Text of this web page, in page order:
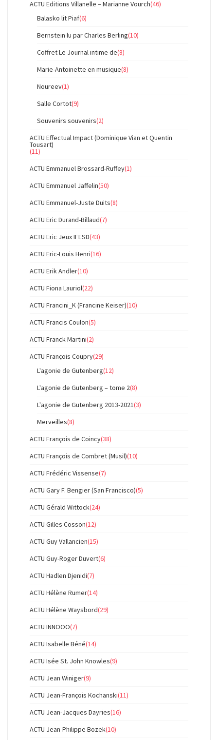
ACTU Editions Villanelle – Marianne Vourch(46)
Balasko lit Piaf(6)
Bernstein lu par Charles Berling(10)
Coffret Le Journal intime de(8)
Marie-Antoinette en musique(8)
Noureev(1)
Salle Cortot(9)
Souvenirs souvenirs(2)
ACTU Effectual Impact (Dominique Vian et Quentin
Tousart)
(11)
ACTU Emmanuel Brossard-Ruffey(1)
ACTU Emmanuel Jaffelin(50)
ACTU Emmanuel-Juste Duits(8)
ACTU Eric Durand-Billaud(7)
ACTU Eric Jeux IFESD(43)
ACTU Eric-Louis Henri(16)
ACTU Erik Andler(10)
ACTU Fiona Lauriol(22)
ACTU Francini_K (Francine Keiser)(10)
ACTU Francis Coulon(5)
ACTU Franck Martini(2)
ACTU François Coupry(29)
L'agonie de Gutenberg(12)
L'agonie de Gutenberg – tome 2(8)
L'agonie de Gutenberg 2013-2021(3)
Merveilles(8)
ACTU François de Coincy(38)
ACTU François de Combret (Musil)(10)
ACTU Frédéric Vissense(7)
ACTU Gary F. Bengier (San Francisco)(5)
ACTU Gérald Wittock(24)
ACTU Gilles Cosson(12)
ACTU Guy Vallancien(15)
ACTU Guy-Roger Duvert(6)
ACTU Hadlen Djenidi(7)
ACTU Hélène Rumer(14)
ACTU Hélène Waysbord(29)
ACTU INNOOO(7)
ACTU Isabelle Béné(14)
ACTU Isée St. John Knowles(9)
ACTU Jean Winiger(9)
ACTU Jean-François Kochanski(11)
ACTU Jean-Jacques Dayries(16)
ACTU Jean-Philippe Bozek(10)